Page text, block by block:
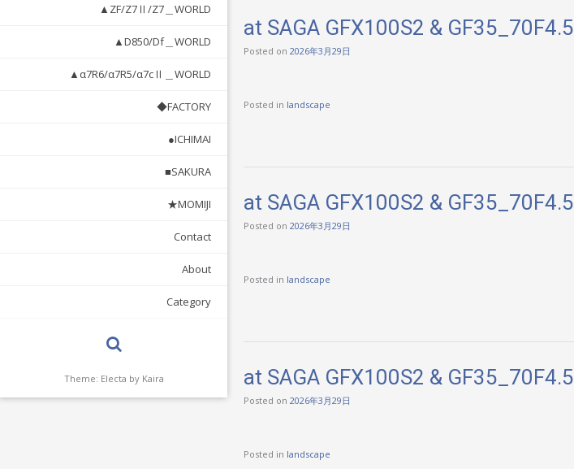
▲ZF/Z7Ⅱ/Z7＿WORLD
▲D850/Df＿WORLD
▲α7R6/α7R5/α7cⅡ＿WORLD
◆FACTORY
●ICHIMAI
■SAKURA
★MOMIJI
Contact
About
Category
Theme: Electa by Kaira
at SAGA GFX100S2 & GF35_70F4.5
Posted on 2026年3月29日
Posted in landscape
at SAGA GFX100S2 & GF35_70F4.5
Posted on 2026年3月29日
Posted in landscape
at SAGA GFX100S2 & GF35_70F4.5
Posted on 2026年3月29日
Posted in landscape